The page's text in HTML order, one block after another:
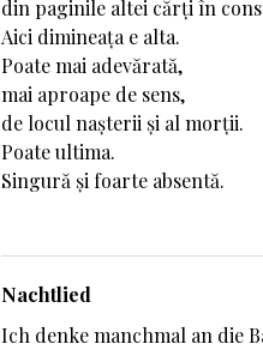
din paginile altei cărți în
Aici dimineața e alta.
Poate mai adevărată,
mai aproape de sens,
de locul nașterii și al morții.
Poate ultima.
Singură și foarte absentă.
Nachtlied
Ich denke manchmal an die